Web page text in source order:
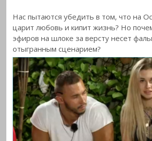
Нас пытаются убедить в том, что на
царит любовь и кипит жизнь? Но
эфиров на шлоке за версту несет
отыгранным сценарием?